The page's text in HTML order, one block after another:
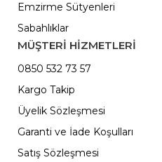
Emzirme Sütyenleri
Sabahlıklar
MÜŞTERİ HİZMETLERİ
0850 532 73 57
Kargo Takip
Üyelik Sözleşmesi
Garanti ve İade Koşulları
Satış Sözleşmesi